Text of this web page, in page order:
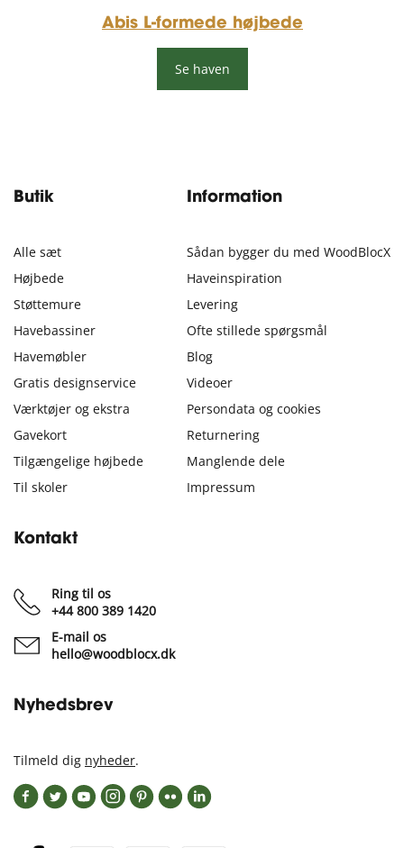
Abis L-formede højbede
Se haven
Butik
Alle sæt
Højbede
Støttemure
Havebassiner
Havemøbler
Gratis designservice
Værktøjer og ekstra
Gavekort
Tilgængelige højbede
Til skoler
Information
Sådan bygger du med WoodBlocX
Haveinspiration
Levering
Ofte stillede spørgsmål
Blog
Videoer
Persondata og cookies
Returnering
Manglende dele
Impressum
Kontakt
Ring til os
+44 800 389 1420
E-mail os
hello@woodblocx.dk
Nyhedsbrev
Tilmeld dig nyheder.